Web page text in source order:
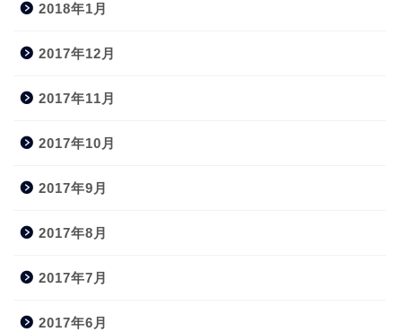
2018年1月
2017年12月
2017年11月
2017年10月
2017年9月
2017年8月
2017年7月
2017年6月